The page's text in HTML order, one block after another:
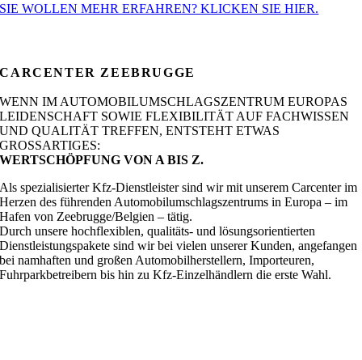
SIE WOLLEN MEHR ERFAHREN? KLICKEN SIE HIER.
CARCENTER ZEEBRUGGE
WENN IM AUTOMOBILUMSCHLAGSZENTRUM EUROPAS
LEIDENSCHAFT SOWIE FLEXIBILITÄT AUF FACHWISSEN
UND QUALITÄT TREFFEN, ENTSTEHT ETWAS
GROSSARTIGES:
WERTSCHÖPFUNG VON A BIS Z.
Als spezialisierter Kfz-Dienstleister sind wir mit unserem Carcenter im
Herzen des führenden Automobilumschlagszentrums in Europa – im
Hafen von Zeebrugge/Belgien – tätig.
Durch unserehochflexiblen, qualitäts- und lösungsorientierten
Dienstleistungspakete sind wir bei vielen unserer Kunden, angefangen
beinamhaften und großen Automobilherstellern, Importeuren,
Fuhrparkbetreibern bis hin zu Kfz-Einzelhändlerndie erste Wahl.